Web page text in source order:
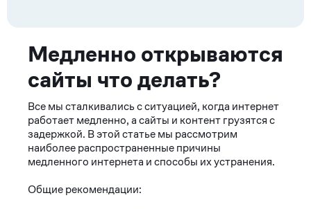
Медленно открываются
сайты что делать?
Ответ
Все мы сталкивались с ситуацией, когда интернет
работает медленно, а сайты и контент грузятся с
задержкой. В этой статье мы рассмотрим
наиболее распространенные причины
медленного интернета и способы их устранения.
Общие рекомендации: